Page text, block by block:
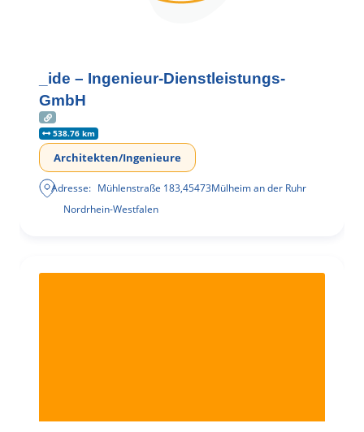
_ide – Ingenieur-Dienstleistungs-
GmbH
538.76 km
Architekten/Ingenieure
Adresse: Mühlenstraße 183,45473Mülheim an der Ruhr
Nordrhein-Westfalen